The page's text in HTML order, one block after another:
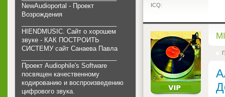
ICQ:
<
NewAudioportal - Проект
Возрождения
HIENDMUSIC. Сайт о хорошем
звуке - КАК ПОСТРОИТЬ
СИСТЕМУ сайт Санаева Павла
Проект Audiophile's Software
посвящен качественному
кодированию и воспроизведению
цифрового звука.